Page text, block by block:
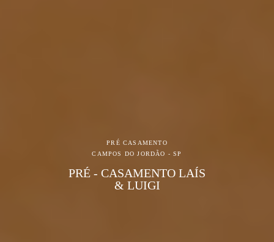
PRÉ CASAMENTO
CAMPOS DO JORDÃO - SP
PRÉ - CASAMENTO LAÍS
& LUIGI